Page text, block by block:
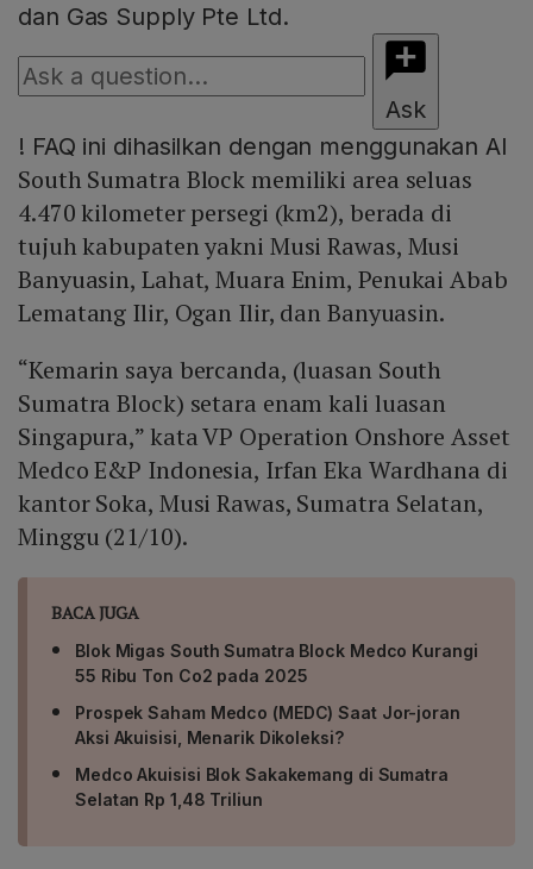
dan Gas Supply Pte Ltd.
Ask
! FAQ ini dihasilkan dengan menggunakan AI
South Sumatra Block memiliki area seluas
4.470 kilometer persegi (km2), berada di
tujuh kabupaten yakni Musi Rawas, Musi
Banyuasin, Lahat, Muara Enim, Penukai Abab
Lematang Ilir, Ogan Ilir, dan Banyuasin.
“Kemarin saya bercanda, (luasan South
Sumatra Block) setara enam kali luasan
Singapura,” kata VP Operation Onshore Asset
Medco E&P Indonesia, Irfan Eka Wardhana di
kantor Soka, Musi Rawas, Sumatra Selatan,
Minggu (21/10).
BACA JUGA
Blok Migas South Sumatra Block Medco Kurangi
55 Ribu Ton Co2 pada 2025
Prospek Saham Medco (MEDC) Saat Jor-joran
Aksi Akuisisi, Menarik Dikoleksi?
Medco Akuisisi Blok Sakakemang di Sumatra
Selatan Rp 1,48 Triliun